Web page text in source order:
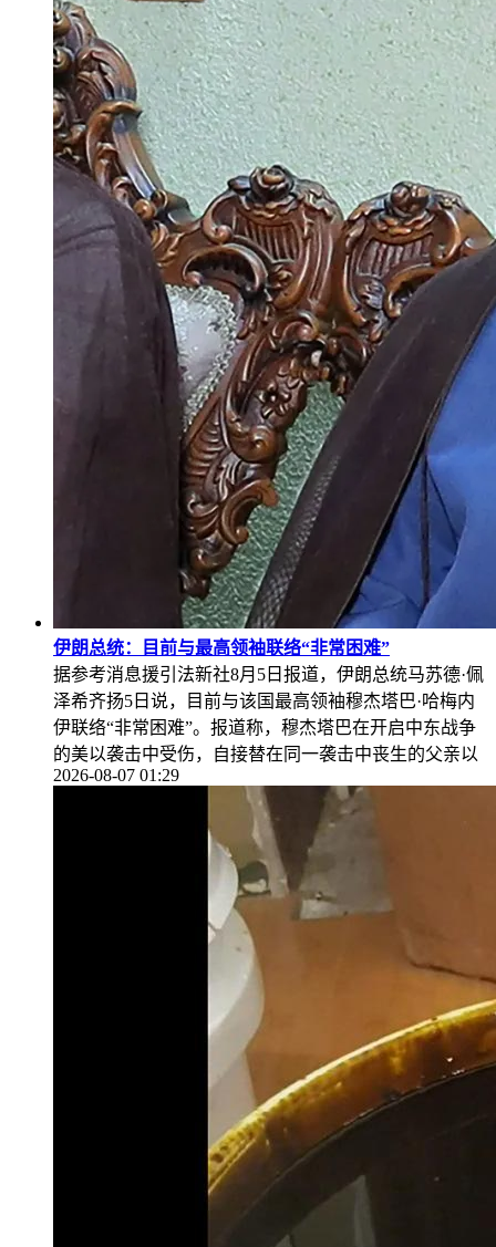
伊朗总统：目前与最高领袖联络“非常困难”
据参考消息援引法新社8月5日报道，伊朗总统马苏德·佩
泽希齐扬5日说，目前与该国最高领袖穆杰塔巴·哈梅内
伊联络“非常困难”。报道称，穆杰塔巴在开启中东战争
的美以袭击中受伤，自接替在同一袭击中丧生的父亲以
2026-08-07 01:29